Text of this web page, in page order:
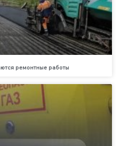
ремонтные работы